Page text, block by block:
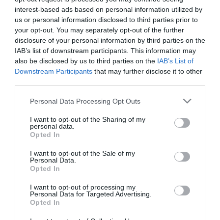
interest-based ads based on personal information utilized by
us or personal information disclosed to third parties prior to
your opt-out. You may separately opt-out of the further
disclosure of your personal information by third parties on the
IAB’s list of downstream participants. This information may
also be disclosed by us to third parties on the IAB’s List of
Downstream Participants that may further disclose it to other
Please note that this website/app uses one or more Google
not limited to your visit or usage behaviour. You may click to
grant or deny consent to Google and its third-party tags to
use your data for below specified purposes in below Google
consent section.
Personal Data Processing Opt Outs
I want to opt-out of the Sharing of my
personal data.
Opted In
I want to opt-out of the Sale of my
Personal Data.
Opted In
I want to opt-out of processing my
Personal Data for Targeted Advertising.
Opted In
A használat során azonban fontos a körültekintés: csak magot nem
hozó növényt használjunk, aprítsuk fel a gyorsabb hasznosulás
érdekében, és a csípős szárak miatt mindig viseljünk kesztyűt.
Olvasd el ezt is!
Ebben az esetben nem kell bejelenteni a kerti kutat
katicát is megkímélik
Ne dobj minden kerti hulladékot a tűzre, mert
megbírságolhatnak